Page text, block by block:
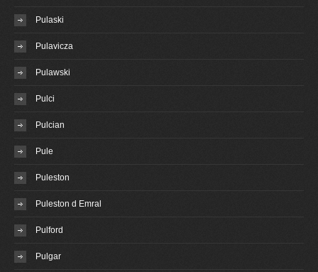
Pulaski
Pulavicza
Pulawski
Pulci
Pulcian
Pule
Puleston
Puleston d Emral
Pulford
Pulgar